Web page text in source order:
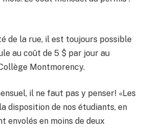
de la rue, il est toujours possible
au coût de 5 $ par jour au
Montmorency.
il ne faut pas y penser! «Les
disposition de nos étudiants, en
envolés en moins de deux